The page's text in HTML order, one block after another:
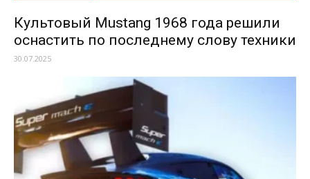
Культовый Mustang 1968 года решили
оснастить по последнему слову техники
30.07.2025